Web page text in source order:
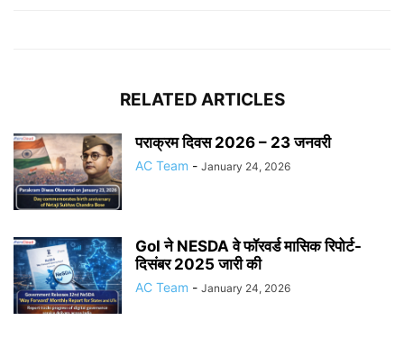
RELATED ARTICLES
पराक्रम दिवस 2026 – 23 जनवरी
AC Team - January 24, 2026
GoI ने NESDA वे फॉरवर्ड मासिक रिपोर्ट-
दिसंबर 2025 जारी की
AC Team - January 24, 2026